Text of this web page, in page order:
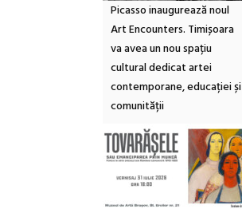
Picasso inaugurează noul
Art Encounters. Timișoara
va avea un nou spațiu
cultural dedicat artei
contemporane, educației și
comunității